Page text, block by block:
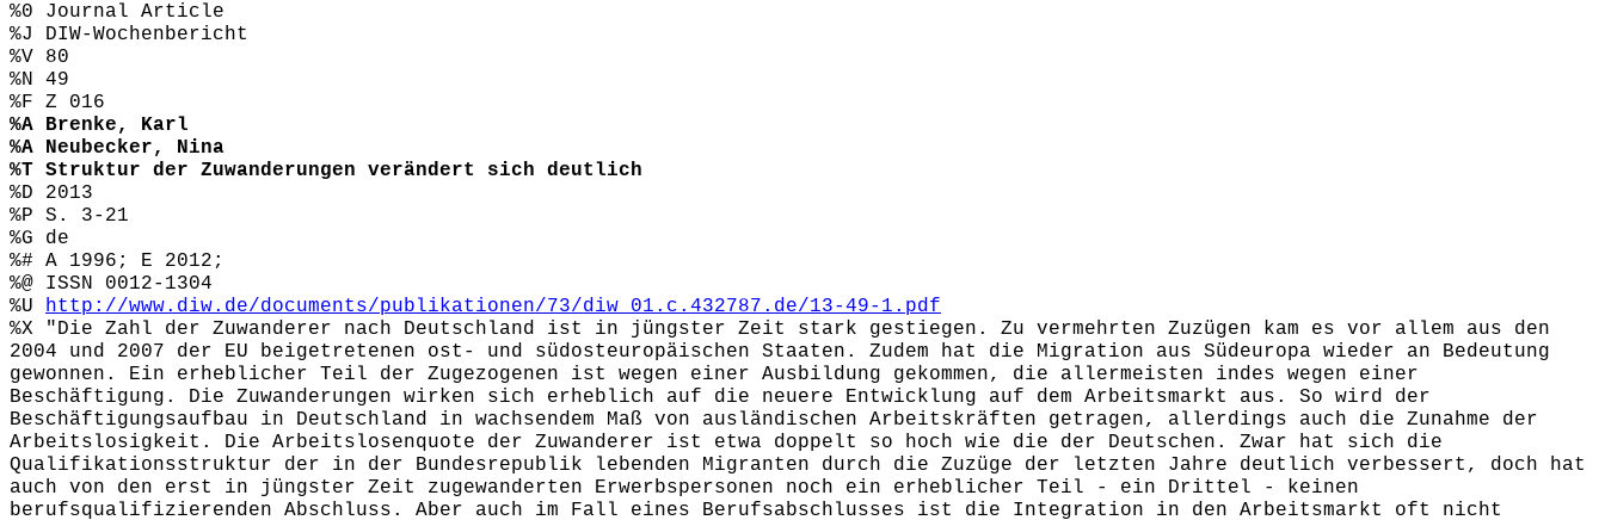
%0 Journal Article
%J DIW-Wochenbericht
%V 80
%N 49
%F Z 016
%A Brenke, Karl
%A Neubecker, Nina
%T Struktur der Zuwanderungen verändert sich deutlich
%D 2013
%P S. 3-21
%G de
%# A 1996; E 2012;
%@ ISSN 0012-1304
%U http://www.diw.de/documents/publikationen/73/diw_01.c.432787.de/13-49-1.pdf
%X "Die Zahl der Zuwanderer nach Deutschland ist in jüngster Zeit stark gestiegen. Zu vermehrten Zuzügen kam es vor allem aus den
2004 und 2007 der EU beigetretenen ost- und südosteuropäischen Staaten. Zudem hat die Migration aus Südeuropa wieder an Bedeutung
gewonnen. Ein erheblicher Teil der Zugezogenen ist wegen einer Ausbildung gekommen, die allermeisten indes wegen einer
Beschäftigung. Die Zuwanderungen wirken sich erheblich auf die neuere Entwicklung auf dem Arbeitsmarkt aus. So wird der
Beschäftigungsaufbau in Deutschland in wachsendem Maß von ausländischen Arbeitskräften getragen, allerdings auch die Zunahme der
Arbeitslosigkeit. Die Arbeitslosenquote der Zuwanderer ist etwa doppelt so hoch wie die der Deutschen. Zwar hat sich die
Qualifikationsstruktur der in der Bundesrepublik lebenden Migranten durch die Zuzüge der letzten Jahre deutlich verbessert, doch hat
auch von den erst in jüngster Zeit zugewanderten Erwerbspersonen noch ein erheblicher Teil - ein Drittel - keinen
berufsqualifizierenden Abschluss. Aber auch im Fall eines Berufsabschlusses ist die Integration in den Arbeitsmarkt oft nicht